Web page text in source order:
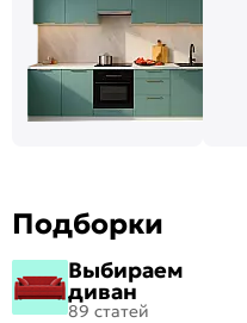
Подборки
Выбираем
диван
89 статей